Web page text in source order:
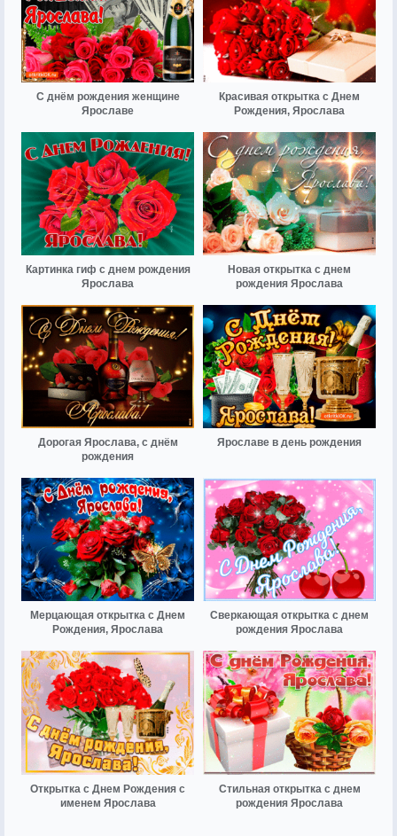
С днём рождения женщине
Ярославе
Красивая открытка с Днем
Рождения, Ярослава
Картинка гиф с днем рождения
Ярослава
Новая открытка с днем
рождения Ярослава
Дорогая Ярослава, с днём
рождения
Ярославе в день рождения
Мерцающая открытка с Днем
Рождения, Ярослава
Сверкающая открытка с днем
рождения Ярослава
Открытка с Днем Рождения с
именем Ярослава
Стильная открытка с днем
рождения Ярослава